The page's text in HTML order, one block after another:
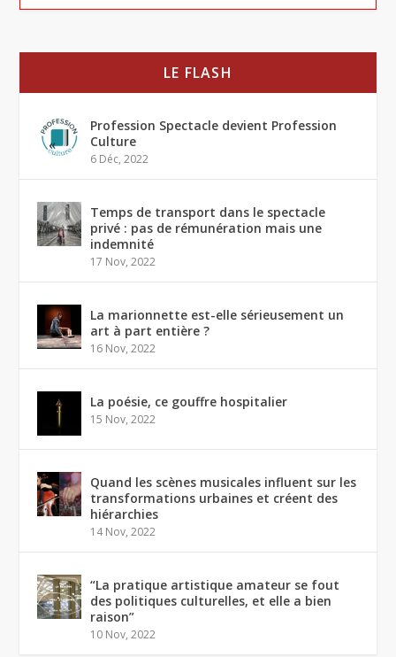
LE FLASH
Profession Spectacle devient Profession
Culture
6 Déc, 2022
Temps de transport dans le spectacle
privé : pas de rémunération mais une
indemnité
17 Nov, 2022
La marionnette est-elle sérieusement un
art à part entière ?
16 Nov, 2022
La poésie, ce gouffre hospitalier
15 Nov, 2022
Quand les scènes musicales influent sur les
transformations urbaines et créent des
hiérarchies
14 Nov, 2022
“La pratique artistique amateur se fout
des politiques culturelles, et elle a bien
raison”
10 Nov, 2022